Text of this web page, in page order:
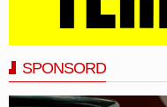
SPONSORD